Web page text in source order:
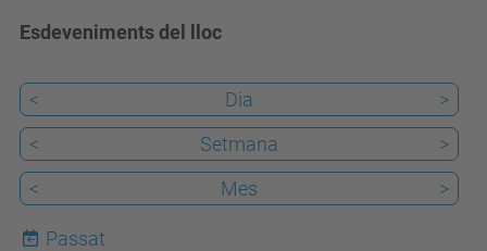
Esdeveniments del lloc
< Dia
>
<
Setmana
>
<
Mes >
Passat